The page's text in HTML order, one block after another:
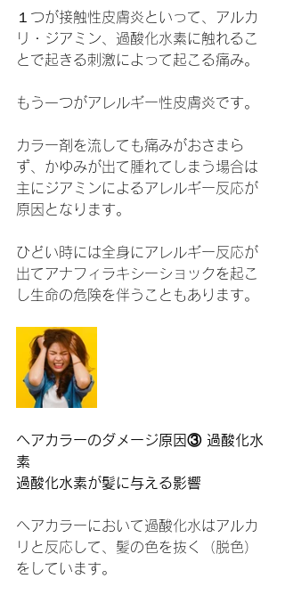
１つが接触性皮膚炎といって、アルカ
リ・ジアミン、過酸化水素に触れるこ
とで起きる刺激によって起こる痛み。
もう一つがアレルギー性皮膚炎です。
カラー剤を流しても痛みがおさまら
ず、かゆみが出て腫れてしまう場合は
主にジアミンによるアレルギー反応が
原因となります。
ひどい時には全身にアレルギー反応が
出てアナフィラキシーショックを起こ
し生命の危険を伴うこともあります。
ヘアカラーのダメージ原因③ 過酸化水
素
過酸化水素が髪に与える影響
ヘアカラーにおいて過酸化水はアルカ
リと反応して、髪の色を抜く（脱色）
をしています。